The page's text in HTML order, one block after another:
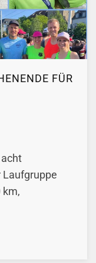
FÜR
Laufgruppe
km,